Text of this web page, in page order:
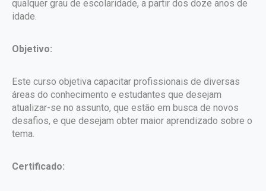
qualquer grau de escolaridade, a partir dos doze anos de
idade.
Objetivo:
Este curso objetiva capacitar profissionais de diversas
áreas do conhecimento e estudantes que desejam
atualizar-se no assunto, que estão em busca de novos
desafios, e que desejam obter maior aprendizado sobre o
tema.
Certificado: